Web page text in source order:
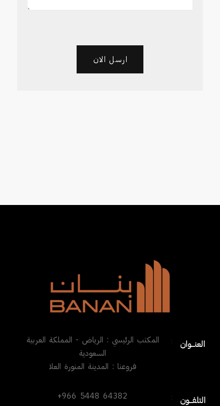
ارسل الان
العنـــوان
المكتب الرئيسي : الرياض - المملكة العربية
السعودية
فروعنا : المدينة المنورة العلا
التلفـــون +966 5448 64382